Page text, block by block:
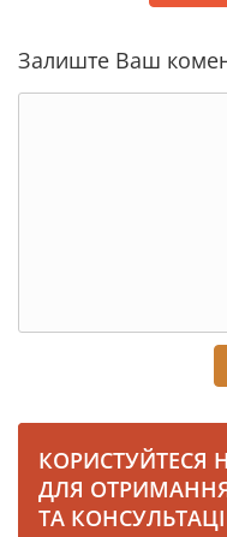
Залиште Ваш
КОРИСТУЙТЕСЯ
ДЛЯ
ТА